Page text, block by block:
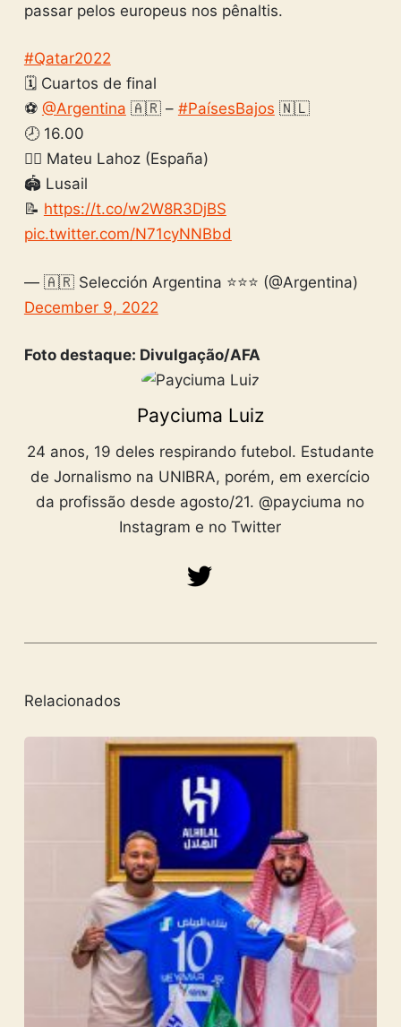
passar pelos europeus nos pênaltis.
#Qatar2022
🗓 Cuartos de final
⚽ @Argentina 🇦🇷 – #PaísesBajos 🇳🇱
🕗 16.00
🧑‍⚖️ Mateu Lahoz (España)
🏟 Lusail
📝 https://t.co/w2W8R3DjBS
pic.twitter.com/N71cyNNBbd
— 🇦🇷 Selección Argentina ⭐⭐⭐ (@Argentina)
December 9, 2022
Foto destaque: Divulgação/AFA
Payciuma Luiz
24 anos, 19 deles respirando futebol. Estudante
de Jornalismo na UNIBRA, porém, em exercício
da profissão desde agosto/21. @payciuma no
Instagram e no Twitter
Relacionados